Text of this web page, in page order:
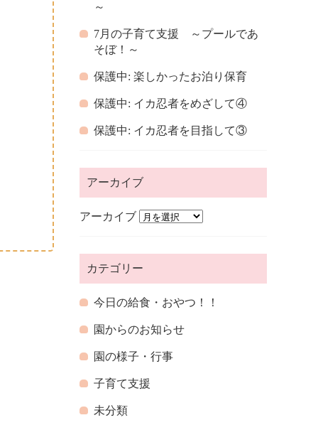
～
7月の子育て支援 ～プールであ
そぼ！～
保護中: 楽しかったお泊り保育
保護中: イカ忍者をめざして④
保護中: イカ忍者を目指して③
アーカイブ
アーカイブ
カテゴリー
今日の給食・おやつ！！
園からのお知らせ
園の様子・行事
子育て支援
未分類